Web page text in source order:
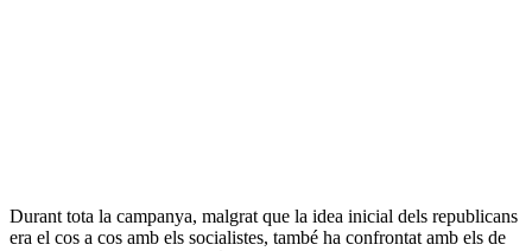
Durant tota la campanya, malgrat que la idea inicial dels republicans
era el cos a cos amb els socialistes, també ha confrontat amb els de